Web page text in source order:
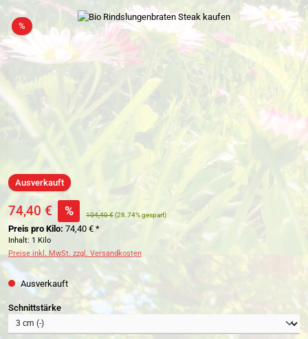
Bildergalerie überspringen
% Rabatt
Ausverkauft
74,40 € % 104,40 €(28.74% gespart)
Preis pro Kilo: 74,40 € *
Inhalt: 1 Kilo
Preise inkl. MwSt. zzgl. Versandkosten
Ausverkauft
Schnittstärkeauswählen